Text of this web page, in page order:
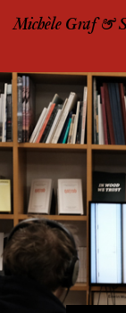
Michèle Graf &